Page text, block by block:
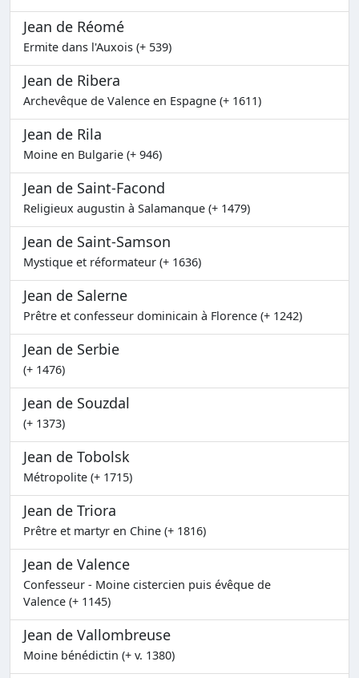
Jean de Réomé
Ermite dans l'Auxois (+ 539)
Jean de Ribera
Archevêque de Valence en Espagne (+ 1611)
Jean de Rila
Moine en Bulgarie (+ 946)
Jean de Saint-Facond
Religieux augustin à Salamanque (+ 1479)
Jean de Saint-Samson
Mystique et réformateur (+ 1636)
Jean de Salerne
Prêtre et confesseur dominicain à Florence (+ 1242)
Jean de Serbie
(+ 1476)
Jean de Souzdal
(+ 1373)
Jean de Tobolsk
Métropolite (+ 1715)
Jean de Triora
Prêtre et martyr en Chine (+ 1816)
Jean de Valence
Confesseur - Moine cistercien puis évêque de
Valence (+ 1145)
Jean de Vallombreuse
Moine bénédictin (+ v. 1380)